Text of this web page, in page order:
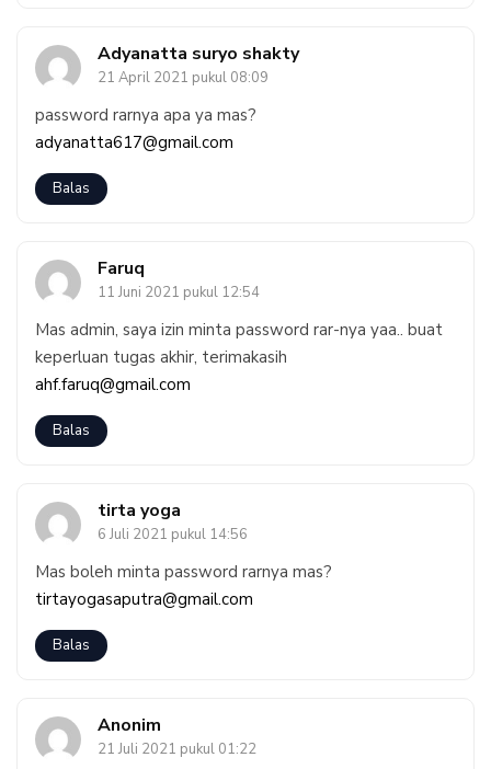
Adyanatta suryo shakty
21 April 2021 pukul 08:09
password rarnya apa ya mas?
adyanatta617@gmail.com
Balas
Faruq
11 Juni 2021 pukul 12:54
Mas admin, saya izin minta password rar-nya yaa.. buat
keperluan tugas akhir, terimakasih
ahf.faruq@gmail.com
Balas
tirta yoga
6 Juli 2021 pukul 14:56
Mas boleh minta password rarnya mas?
tirtayogasaputra@gmail.com
Balas
Anonim
21 Juli 2021 pukul 01:22